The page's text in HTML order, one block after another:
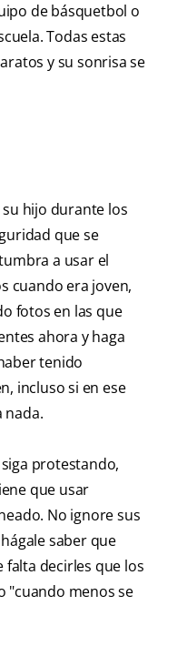
de básquetbol o
Todas estas
y su sonrisa se
hijo durante los
que se
a usar el
cuando era joven,
fotos en las que
ahora y haga
tenido
incluso si en ese
nada.
protestando,
que usar
No ignore sus
saber que
falta decirles que los
"cuando menos se